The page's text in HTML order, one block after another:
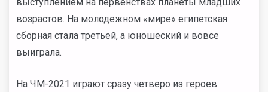
возрастов. На молодежном «мире» египетская
сборная стала третьей, а юношеский и вовсе
выиграла.
На ЧМ-2021 играют сразу четверо из героев